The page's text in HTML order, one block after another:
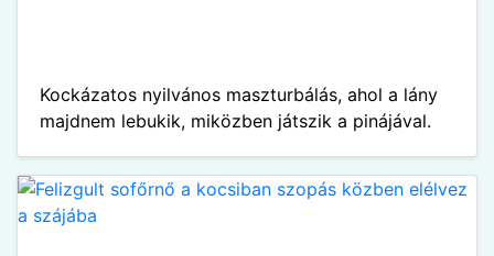
Kockázatos nyilvános maszturbálás, ahol a lány
majdnem lebukik, miközben játszik a pinájával.